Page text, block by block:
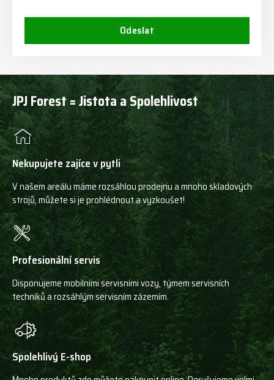
Odeslat
JPJ Forest = Jistota a Spolehlivost
Nekupujete zajíce v pytli
V našem areálu máme rozsáhlou prodejnu a mnoho skladových
strojů, můžete si je prohlédnout a vyzkoušet!
Profesionální servis
Disponujeme mobilními servisními vozy, týmem servisních
techniků a rozsáhlým servisním zázemím.
Spolehlivý E-shop